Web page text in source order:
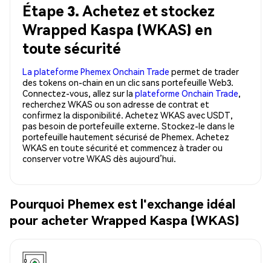
Étape 3. Achetez et stockez
Wrapped Kaspa (WKAS) en
toute sécurité
La plateforme Phemex Onchain Trade permet de trader
des tokens on-chain en un clic sans portefeuille Web3.
Connectez-vous, allez sur la plateforme Onchain Trade,
recherchez WKAS ou son adresse de contrat et
confirmez la disponibilité. Achetez WKAS avec USDT,
pas besoin de portefeuille externe. Stockez-le dans le
portefeuille hautement sécurisé de Phemex. Achetez
WKAS en toute sécurité et commencez à trader ou
conserver votre WKAS dès aujourd’hui.
Pourquoi Phemex est l'exchange idéal
pour acheter Wrapped Kaspa (WKAS)